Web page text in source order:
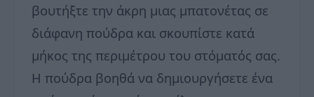
βουτήξτε την άκρη μιας μπατονέτας σε
διάφανη πούδρα και σκουπίστε κατά
μήκος της περιμέτρου του στόματός σας.
Η πούδρα βοηθά να δημιουργήσετε ένα